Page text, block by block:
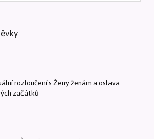
rozloučení s Ženy ženám a oslava
začátků